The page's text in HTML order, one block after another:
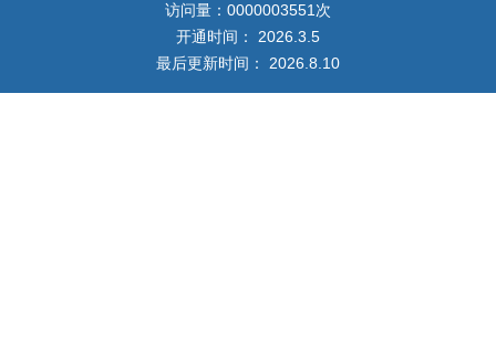
访问量： 0000003551 次
开通时间： 2026 3 5
最后更新时间： 2026 8 10